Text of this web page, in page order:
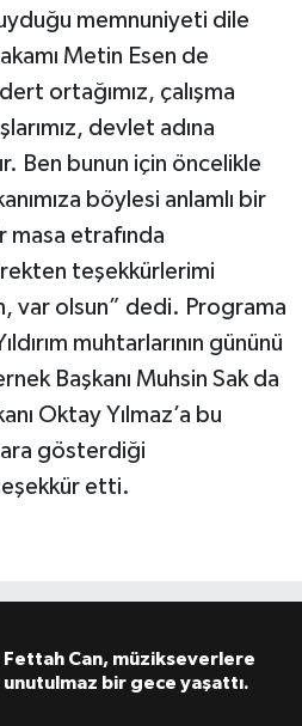
memnuniyeti dile
Metin Esen de
ortağımız, çalışma
devlet adına
Ben bunun için öncelikle
böylesi anlamlı bir
etrafında
teşekkürlerimi
var olsun” dedi. Programa
muhtarlarının gününü
Başkanı Muhsin Sak da
Oktay Yılmaz’a bu
gösterdiği
etti.
Fettah Can, müzikseverlere
unutulmaz bir gece yaşattı.